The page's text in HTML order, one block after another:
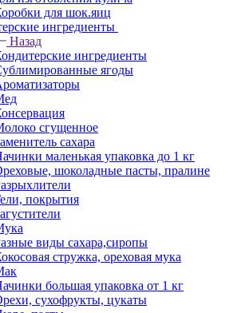
для шок.яиц
ингредиенты
Назад
ингредиенты
ягоды
сгущенное
сахара
маленькая упаковка до 1 кг
шоколадные пасты, пралине
покрытия
виды сахара,сиропы
стружка, ореховая мука
большая упаковка от 1 кг
сухофрукты, цукаты